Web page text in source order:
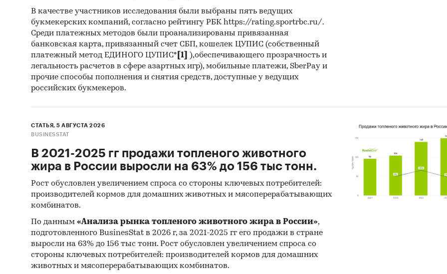
шлепанцы для плавания
прочие плавательные принадлежности
РЕЙТИНГИ
Рейтинги предприятий отрасли по выручке от продаж:
Федеральная служба государственной статистики
Федеральная таможенная служба
Федеральная налоговая служба
оценки экспертов
показатели торговли
отраслевые издания
В качестве участников исследования были выбраны пять ведущих
букмекерских компаний, согласно рейтингу РБК https://rating.sportrbc.ru/.
Среди платежных методов были проанализированы привязанная
банковская карта, привязанный счет СБП, кошелек ЦУПИС (собственный
платежный метод ЕДИНОГО ЦУПИС* [1]
),обеспечивающего прозрачность и
легальность расчетов в сфере азартных игр), мобильные платежи, SberPay и
прочие способы пополнения и снятия средств, доступные у ведущих
российских букмекеров.
СТАТЬЯ, 5 АВГУСТА 2026
BUSINESSTAT
В 2021-2025 гг продажи топленого животного
жира в России выросли на 63% до 156 тыс тонн.
Рост обусловлен увеличением спроса со стороны ключевых потребителей:
производителей кормов для домашних животных и мясоперерабатывающих
комбинатов.
По данным «Анализа рынка топленого животного жира в России»,
подготовленного BusinesStat в 2026 г, за 2021-2025 гг его продажи в стране
выросли на 63% до 156 тыс тонн. Рост обусловлен увеличением спроса со
стороны ключевых потребителей: производителей кормов для домашних
животных и мясоперерабатывающих комбинатов.